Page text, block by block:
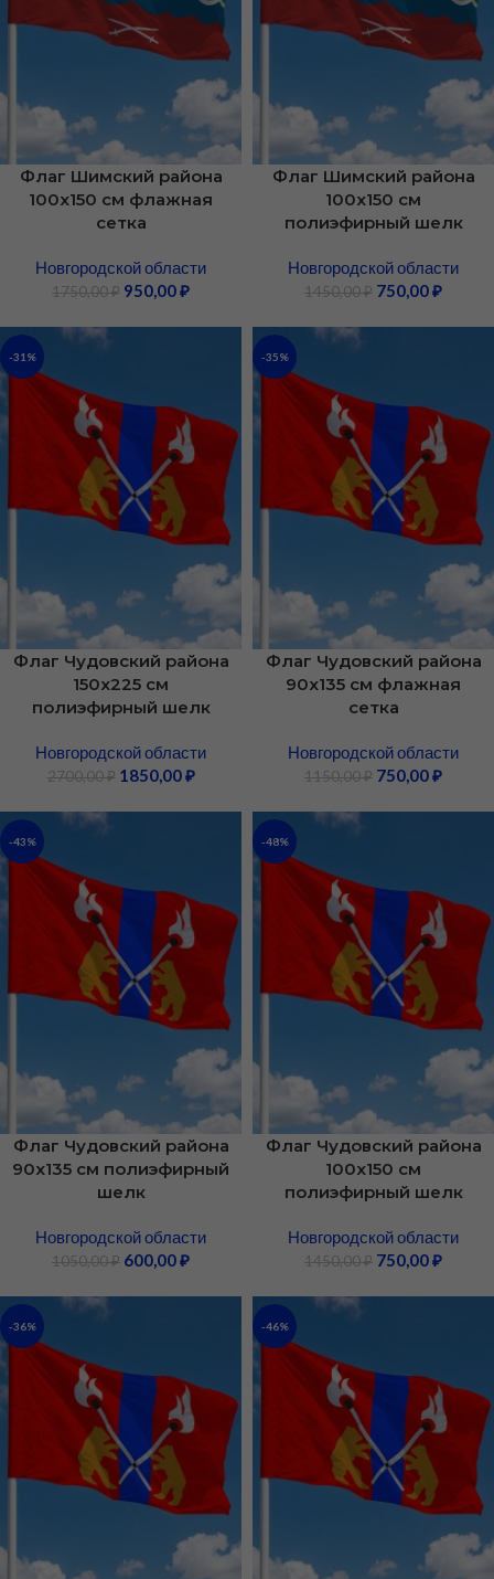
Флаг Шимский района
100х150 см флажная
сетка
Новгородской области
1750,00₽ 950,00₽
Флаг Шимский района
100х150 см
полиэфирный шелк
Новгородской области
1450,00₽ 750,00₽
-31%
Флаг Чудовский района
150х225 см
полиэфирный шелк
Новгородской области
2700,00₽ 1850,00₽
-35%
Флаг Чудовский района
90х135 см флажная
сетка
Новгородской области
1150,00₽ 750,00₽
-43%
Флаг Чудовский района
90х135 см полиэфирный
шелк
Новгородской области
1050,00₽ 600,00₽
-48%
Флаг Чудовский района
100х150 см
полиэфирный шелк
Новгородской области
1450,00₽ 750,00₽
-36% -46%